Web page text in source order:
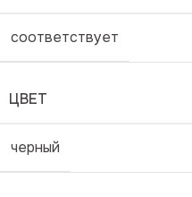
соответствует
ЦВЕТ
черный